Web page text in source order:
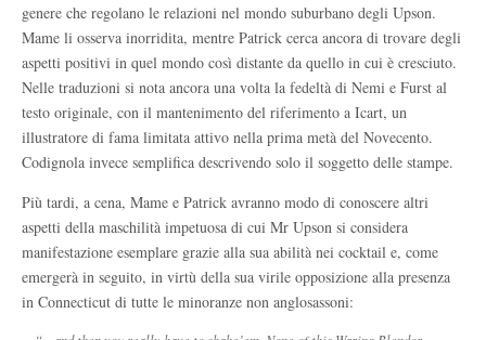
genere che regolano le relazioni nel mondo suburbano degli Upson.
Mame li osserva inorridita, mentre Patrick cerca ancora di trovare degli
aspetti positivi in quel mondo così distante da quello in cui è cresciuto.
Nelle traduzioni si nota ancora una volta la fedeltà di Nemi e Furst al
testo originale, con il mantenimento del riferimento a Icart, un
illustratore di fama limitata attivo nella prima metà del Novecento.
Codignola invece semplifica descrivendo solo il soggetto delle stampe.
Più tardi, a cena, Mame e Patrick avranno modo di conoscere altri
aspetti della maschilità impetuosa di cui Mr Upson si considera
manifestazione esemplare grazie alla sua abilità nei cocktail e, come
emergerà in seguito, in virtù della sua virile opposizione alla presenza
in Connecticut di tutte le minoranze non anglosassoni: